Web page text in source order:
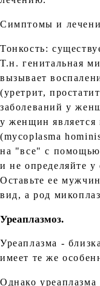
Симптомы и
Тонкость:
Т.н. генитальная
вызывает
(уретрит,
заболеваний у
у женщин является
(mycoplasma
на "все" с
и не определяйте у
Оставьте ее
вид, а род
Уреаплазмоз.
Уреаплазма -
имеет те же
Однако